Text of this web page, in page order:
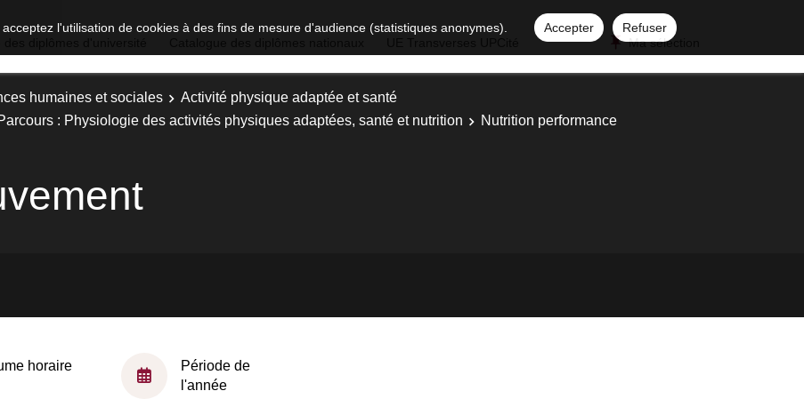
l'utilisation de cookies à des fins de mesure d'audience (statistiques anonymes). Accepter
Refuser
Ma sélection
humaines et sociales
Activité physique adaptée et santé
: Physiologie des activités physiques adaptées, santé et nutrition
Nutrition performance
horaire
Période de
l'année